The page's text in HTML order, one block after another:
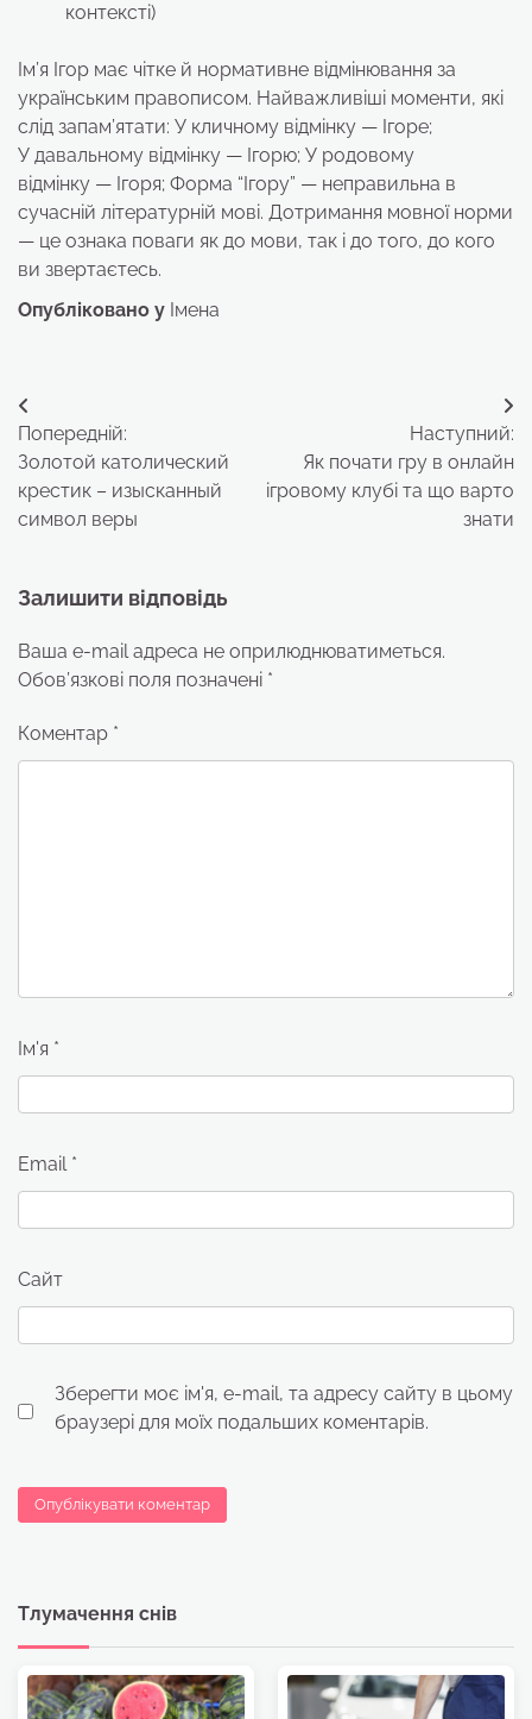
контексті)
Ім’я Ігор має чітке й нормативне відмінювання за
українським правописом. Найважливіші моменти, які
слід запам’ятати: У кличному відмінку — Ігоре;
У давальному відмінку — Ігорю; У родовому
відмінку — Ігоря; Форма “Ігору” — неправильна в
сучасній літературній мові. Дотримання мовної норми
— це ознака поваги як до мови, так і до того, до кого
ви звертаєтесь.
Опубліковано у Імена
Навігація
записів
Попередній:
Золотой католический
крестик – изысканный
символ веры
Наступний:
Як почати гру в онлайн
ігровому клубі та що варто
знати
Залишити відповідь
Ваша e-mail адреса не оприлюднюватиметься.
Обов’язкові поля позначені *
Коментар *
Ім'я *
Email *
Сайт
Зберегти моє ім'я, e-mail, та адресу сайту в цьому
браузері для моїх подальших коментарів.
Тлумачення снів